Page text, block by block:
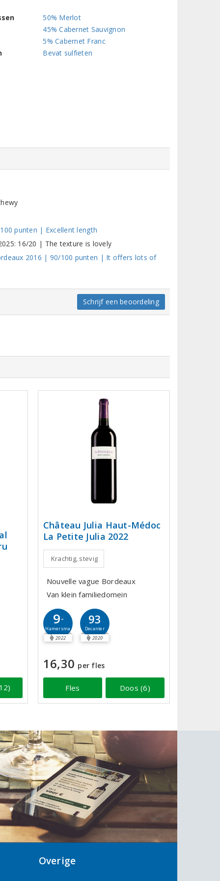
50% Merlot
45% Cabernet Sauvignon
5% Cabernet Franc
Bevat sulfieten
punten | Excellent length
16/20 | The texture is lovely
2016 | 90/100 punten | It offers lots of
Schrijf een beoordeling
Château Julia Haut-Médoc
La Petite Julia 2022
Krachtig, stevig
Nouvelle vague Bordeaux
Van klein familiedomein
9-
Hamersma
2022
93
Decanter
2020
16,30 per fles
Fles Doos (6)
Overige